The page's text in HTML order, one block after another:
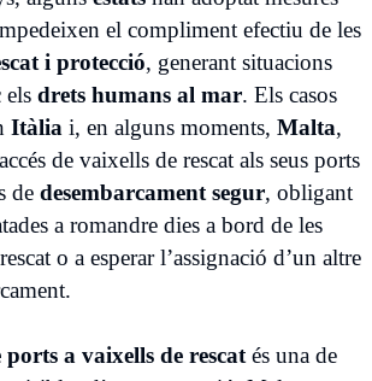
el compliment efectiu de les
i protecció, generant situacions
els drets humans al mar. Els casos
Itàlia i, en alguns moments, Malta,
de vaixells de rescat als seus ports
de desembarcament segur, obligant
a romandre dies a bord de les
o a esperar l’assignació d’un altre
a vaixells de rescat és una de